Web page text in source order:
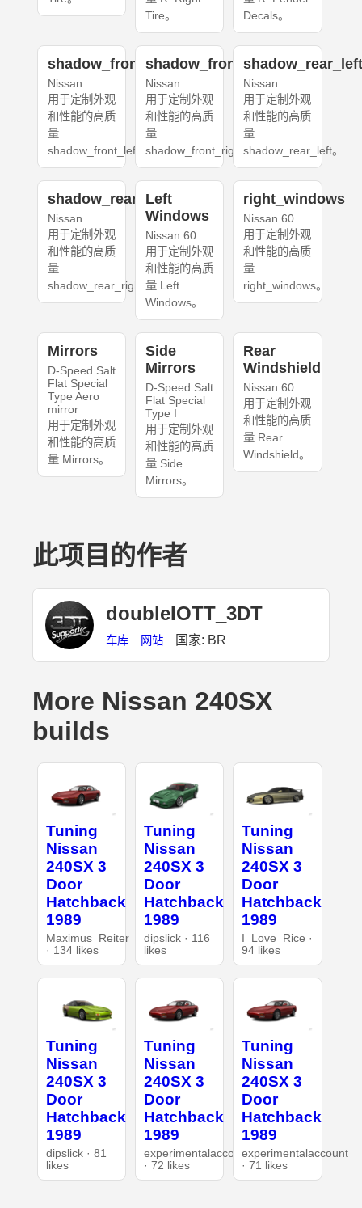
Tire。
Decals。
shadow_front_left
Nissan
用于定制外观
和性能的高质
量
shadow_front_left。
shadow_front_right
Nissan
用于定制外观
和性能的高质
量
shadow_front_right。
Nissan
用于定制外观
和性能的高质
量
shadow_rear_left。
shadow_rear_right
Nissan
用于定制外观
和性能的高质
量
shadow_rear_right。
Left
Windows
Nissan 60
用于定制外观
和性能的高质
量 Left
Windows。
right_windows
Nissan 60
用于定制外观
和性能的高质
量
right_windows。
Mirrors
D-Speed Salt
Flat Special
Type Aero
mirror
用于定制外观
和性能的高质
量 Mirrors。
Side
Mirrors
D-Speed Salt
Flat Special
Type I
用于定制外观
和性能的高质
量 Side
Mirrors。
Rear
Windshield
Nissan 60
用于定制外观
和性能的高质
量 Rear
Windshield。
此项目的作者
doubleIOTT_3DT
车库 网站 国家: BR
More Nissan 240SX
builds
Tuning
Nissan
240SX 3
Door
Hatchback
1989
Maximus_Reiter
· 134 likes
Tuning
Nissan
240SX 3
Door
Hatchback
1989
dipslick · 116
likes
Tuning
Nissan
240SX 3
Door
Hatchback
1989
I_Love_Rice ·
94 likes
Tuning
Nissan
240SX 3
Door
Hatchback
1989
dipslick · 81
likes
Tuning
Nissan
240SX 3
Door
Hatchback
1989
experimentalaccount
· 72 likes
Tuning
Nissan
240SX 3
Door
Hatchback
1989
experimentalaccount
· 71 likes